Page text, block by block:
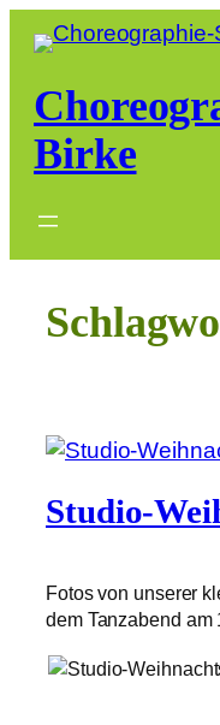
Zum
Inhalt
Birke
Studio-
Fotos von unserer
dem Tanzabend